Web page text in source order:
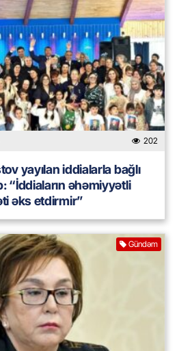
202
yayılan iddialarla bağlı
“İddiaların əhəmiyyətli
əks etdirmir”
Gündəm